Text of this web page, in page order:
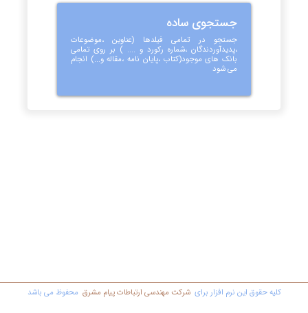
جستجوی ساده
جستجو در تمامی فیلدها (عناوین ،موضوعات
،پدیدآوردندگان ،شماره رکورد و .... ) بر روی تمامی
بانک های موجود(کتاب ،پایان نامه ،مقاله و...) انجام
می شود
کليه حقوق اين نرم افزار برای شرکت مهندسي ارتباطات پیام مشرق محفوظ مي باشد